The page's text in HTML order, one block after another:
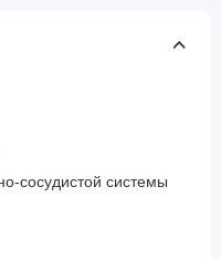
сосудистой системы